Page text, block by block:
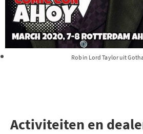
Robin Lord Taylor uit
Activiteiten en